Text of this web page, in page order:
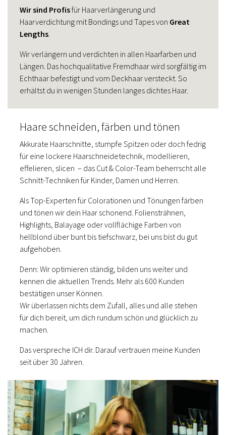
Wir sind Profisfür Haarverlängerung und
Haarverdichtung mit Bondings und Tapes von Great
Lengths
Wir verlängern und verdichten in allen Haarfarben und
Längen. Das hochqualitative Fremdhaar wird sorgfältig im
Echthaar befestigt und vom Deckhaar versteckt. So
erhältst du in wenigen Stunden langes dichtes Haar.
Haare schneiden, färben und tönen
Akkurate Haarschnitte, stumpfe Spitzen oder doch fedrig
für eine lockere Haarschneidetechnik, modellieren,
effelieren, slicen – das Cut & Color-Team beherrscht alle
Schnitt-Techniken für Kinder, Damen und Herren.
Als Top-Experten für Colorationen und Tönungen färben
und tönen wir dein Haar schonend. Foliensträhnen,
Highlights, Balayage oder vollflächige Farben von
hellblond über bunt bis tiefschwarz, bei uns bist du gut
aufgehoben.
Denn: Wir optimieren ständig, bilden uns weiter und
kennen die aktuellen Trends. Mehr als 600 Kunden
bestätigen unser Können.
Wir überlassen nichts dem Zufall, alles und alle stehen
für dich bereit, um dich rundum schön und glücklich zu
machen.
Das verspreche ICH dir. Darauf vertrauen meine Kunden
seit über 30 Jahren.